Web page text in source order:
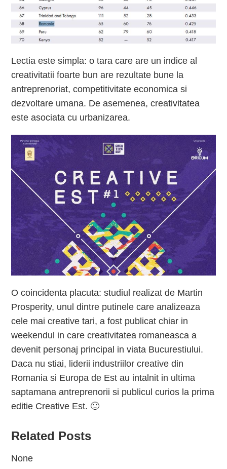
Lectia este simpla: o tara care are un indice al
creativitatii foarte bun are rezultate bune la
antreprenoriat, competitivitate economica si
dezvoltare umana. De asemenea, creativitatea
este asociata cu urbanizarea.
O coincidenta placuta: studiul realizat de Martin
Prosperity, unul dintre putinele care analizeaza
cele mai creative tari, a fost publicat chiar in
weekendul in care creativitatea romaneasca a
devenit personaj principal in viata Bucurestiului.
Daca nu stiai, liderii industriilor creative din
Romania si Europa de Est au intalnit in ultima
saptamana antreprenorii si publicul curios la prima
editie Creative Est. 🙂
Related Posts
None